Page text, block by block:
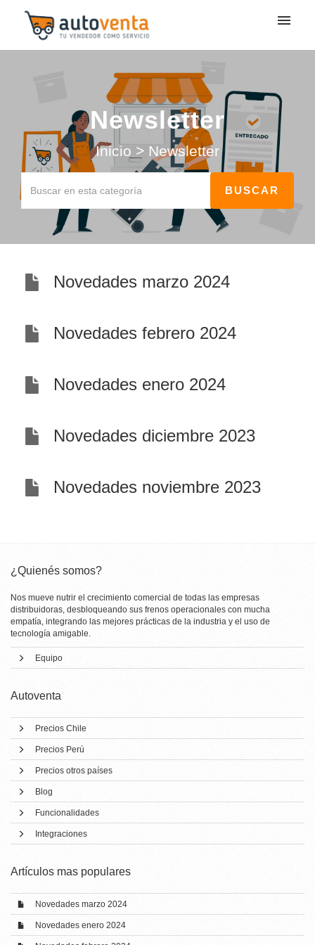
Newsletter
Inicio > Newsletter
Novedades marzo 2024
Novedades febrero 2024
Novedades enero 2024
Novedades diciembre 2023
Novedades noviembre 2023
¿Quienés somos?
Nos mueve nutrir el crecimiento comercial de todas las empresas
distribuidoras, desbloqueando sus frenos operacionales con mucha
empatía, integrando las mejores prácticas de la industria y el uso de
tecnología amigable.
Equipo
Autoventa
Precios Chile
Precios Perú
Precios otros países
Blog
Funcionalidades
Integraciones
Artí­culos mas populares
Novedades marzo 2024
Novedades enero 2024